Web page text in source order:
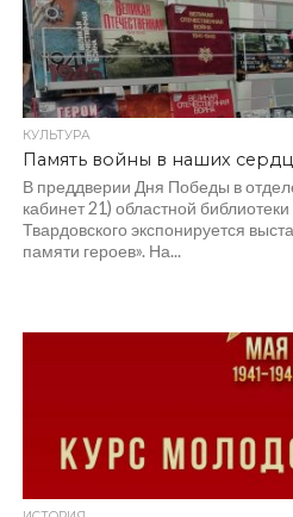
КУЛЬТУРА
Память войны в наших
В преддверии Дня Победы в
кабинет 21) областной
Твардовского экспонируется
памяти героев». На...